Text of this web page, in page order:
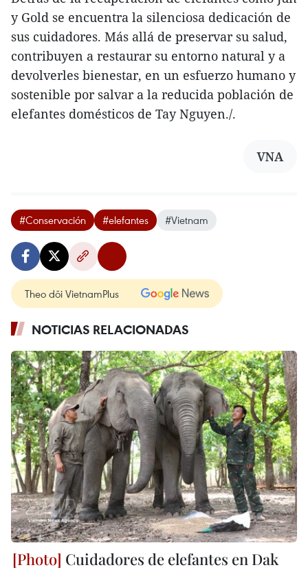
y Gold se encuentra la silenciosa dedicación de
sus cuidadores. Más allá de preservar su salud,
contribuyen a restaurar su entorno natural y a
devolverles bienestar, en un esfuerzo humano y
sostenible por salvar a la reducida población de
elefantes domésticos de Tay Nguyen./.
VNA
#Conservación #elefantes #Vietnam
Theo dõi VietnamPlus
NOTICIAS RELACIONADAS
Cuidadores de elefantes en Dak